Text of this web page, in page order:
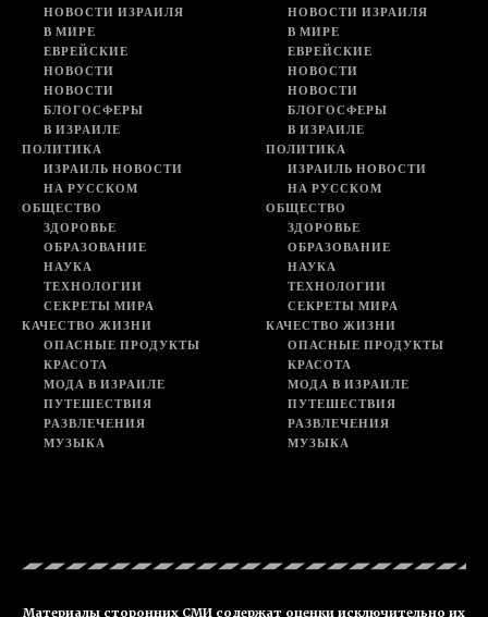
НОВОСТИ ИЗРАИЛЯ
В МИРЕ
ЕВРЕЙСКИЕ
НОВОСТИ
НОВОСТИ
БЛОГОСФЕРЫ
В ИЗРАИЛЕ
ПОЛИТИКА
ИЗРАИЛЬ НОВОСТИ
НА РУССКОМ
ОБЩЕСТВО
ЗДОРОВЬЕ
ОБРАЗОВАНИЕ
НАУКА
ТЕХНОЛОГИИ
СЕКРЕТЫ МИРА
КАЧЕСТВО ЖИЗНИ
ОПАСНЫЕ ПРОДУКТЫ
КРАСОТА
МОДА В ИЗРАИЛЕ
ПУТЕШЕСТВИЯ
РАЗВЛЕЧЕНИЯ
МУЗЫКА
НОВОСТИ ИЗРАИЛЯ
В МИРЕ
ЕВРЕЙСКИЕ
НОВОСТИ
НОВОСТИ
БЛОГОСФЕРЫ
В ИЗРАИЛЕ
ПОЛИТИКА
ИЗРАИЛЬ НОВОСТИ
НА РУССКОМ
ОБЩЕСТВО
ЗДОРОВЬЕ
ОБРАЗОВАНИЕ
НАУКА
ТЕХНОЛОГИИ
СЕКРЕТЫ МИРА
КАЧЕСТВО ЖИЗНИ
ОПАСНЫЕ ПРОДУКТЫ
КРАСОТА
МОДА В ИЗРАИЛЕ
ПУТЕШЕСТВИЯ
РАЗВЛЕЧЕНИЯ
МУЗЫКА
Материалы сторонних СМИ содержат оценки исключительно их